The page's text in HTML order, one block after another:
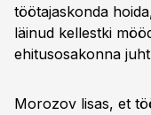
töötajaskonda
läinud kellestki
ehitusosakonna
Morozov lisas, et